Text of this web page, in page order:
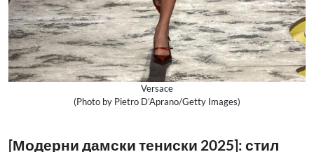
Versace
(Photo by Pietro D’Aprano/Getty Images)
[Модерни дамски тениски 2025]: стил